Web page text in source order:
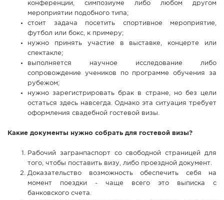
конференции, симпозиуме либо любом другом
мероприятии подобного типа;
стоит задача посетить спортивное мероприятие,
футбол или бокс, к примеру;
нужно принять участие в выставке, концерте или
спектакле;
выполняется научное исследование либо
сопровождение учеников по программе обучения за
рубежом;
нужно зарегистрировать брак в стране, но без цели
остаться здесь навсегда. Однако эта ситуация требует
оформления свадебной гостевой визы.
Какие документы нужно собрать для гостевой визы?
Рабочий загранпаспорт со свободной страницей для
того, чтобы поставить визу, либо проездной документ.
Доказательство возможность обеспечить себя на
момент поездки - чаще всего это выписка с
банковского счета.